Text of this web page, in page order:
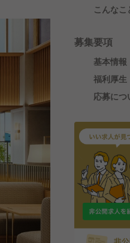
こんな
募集要項
基本情報
福利厚生
応募につ